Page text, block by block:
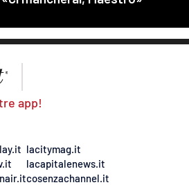
app!
lacitymag.it
lacapitalenews.it
cosenzachannel.it